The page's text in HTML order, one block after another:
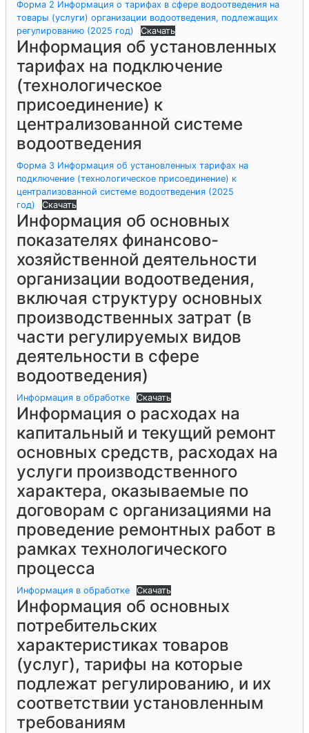
Форма 2 Информация о тарифах в сфере водоотведения на
товары (услуги) организации водоотведения, подлежащих
регулированию (2025 год)
Скачать
Информация об установленных
тарифах на подключение
(технологическое
присоединение) к
централизованной системе
водоотведения
Форма 3 Информация об установленных тарифах на
подключение (технологическое присоединение) к
централизованной системе водоотведения (2025
год)
Скачать
Информация об основных
показателях финансово-
хозяйственной деятельности
организации водоотведения,
включая структуру основных
производственных затрат (в
части регулируемых видов
деятельности в сфере
водоотведения)
Информация в обработке Скачать
Информация о расходах на
капитальный и текущий ремонт
основных средств, расходах на
услуги производственного
характера, оказываемые по
договорам с организациями на
проведение ремонтных работ в
рамках технологического
процесса
Информация в обработке Скачать
Информация об основных
потребительских
характеристиках товаров
(услуг), тарифы на которые
подлежат регулированию, и их
соответствии установленным
требованиям